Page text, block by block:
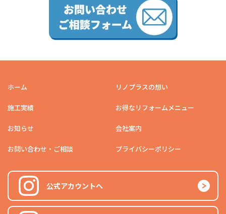
ホーム リノプラスの想い
施工実績 お得なリフォームメニュー
お知らせ 会社案内
お問い合わせ・ご相談 プライバシーポリシー
公式アカウントへ